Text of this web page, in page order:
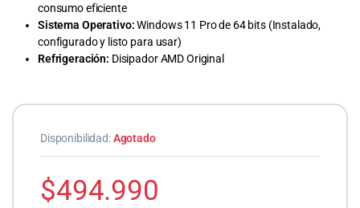
consumo eficiente
Sistema Operativo:Windows 11 Pro de 64 bits (Instalado,
configurado y listo para usar)
Refrigeración: Disipador AMD Original
Disponibilidad:Agotado
$494.990